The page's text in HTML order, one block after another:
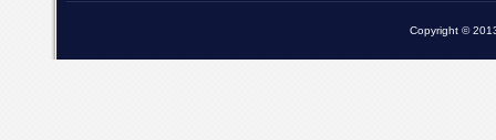
Copyright ©